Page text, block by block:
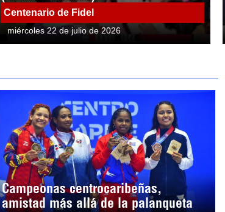
Centenario de Fidel
miércoles 22 de julio de 2026
Campeonas centrocaribeñas,
amistad más allá de la palanqueta